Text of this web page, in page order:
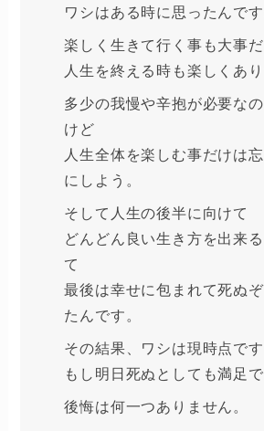
ワシはある時に思ったんです
楽しく生きて行く事も大事だ
人生を終える時も楽しくあり
多少の我慢や辛抱が必要な
けど
人生全体を楽しむ事だけは
にしよう。
そして人生の後半に向けて
どんどん良い生き方を出来
て
最後は幸せに包まれて死ぬ
たんです。
その結果、ワシは現時点で
もし明日死ぬとしても満足で
後悔は何一つありません。